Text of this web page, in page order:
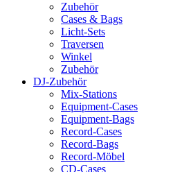
Zubehör
Cases & Bags
Licht-Sets
Traversen
Winkel
Zubehör
DJ-Zubehör
Mix-Stations
Equipment-Cases
Equipment-Bags
Record-Cases
Record-Bags
Record-Möbel
CD-Cases